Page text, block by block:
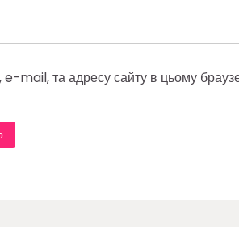
e-mail, та адресу сайту в цьому